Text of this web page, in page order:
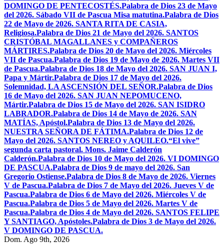
DOMINGO DE PENTECOSTÉS.Palabra de Dios 23 de Mayo
del 2026. Sábado VII de Pascua Misa matutina.Palabra de Dios
22 de Mayo de 2026. SANTA RITA DE CASIA,
Religiosa.Palabra de Dios 21 de Mayo del 2026. SANTOS
CRISTÓBAL MAGALLANES y COMPAÑEROS
MÁRTIRES.Palabra de Dios 20 de Mayo del 2026. Miércoles
VII de Pascua.Palabra de Dios 19 de Mayo de 2026. Martes VII
de Pascua.Palabra de Dios 18 de Mayo del 2026. SAN JUAN I,
Papa y Mártir.Palabra de Dios 17 de Mayo del 2026.
Solemnidad, LA ASCENSIÓN DEL SEÑOR.Palabra de Dios
16 de Mayo del 2026. SAN JUAN NEPOMUCENO,
Mártir.Palabra de Dios 15 de Mayo del 2026. SAN ISIDRO
LABRADOR.Palabra de Dios 14 de Mayo de 2026. SAN
MATÍAS, Apóstol.Palabra de Dios 13 de Mayo del 2026.
NUESTRA SEÑORA DE FÁTIMA.Palabra de Dios 12 de
Mayo del 2026. SANTOS NEREO y AQUILEO.“El vive”
segunda carta pastoral. Mons. Jaime Calderón
Calderón.Palabra de Dios 10 de Mayo del 2026. VI DOMINGO
DE PASCUA.Palabra de Dios 9 de mayo del 2026. San
Gregorio Ostiense.Palabra de Dios 8 de Mayo de 2026. Viernes
V de Pascua.Palabra de Dios 7 de Mayo del 2026. Jueves V de
Pascua.Palabra de Dios 6 de Mayo del 2026. Miércoles V de
Pascua.Palabra de Dios 5 de Mayo del 2026. Martes V de
Pascua.Palabra de Dios 4 de Mayo del 2026. SANTOS FELIPE
Y SANTIAGO, Apóstoles.Palabra de Dios 3 de Mayo del 2026.
V DOMINGO DE PASCUA.
Dom. Ago 9th, 2026